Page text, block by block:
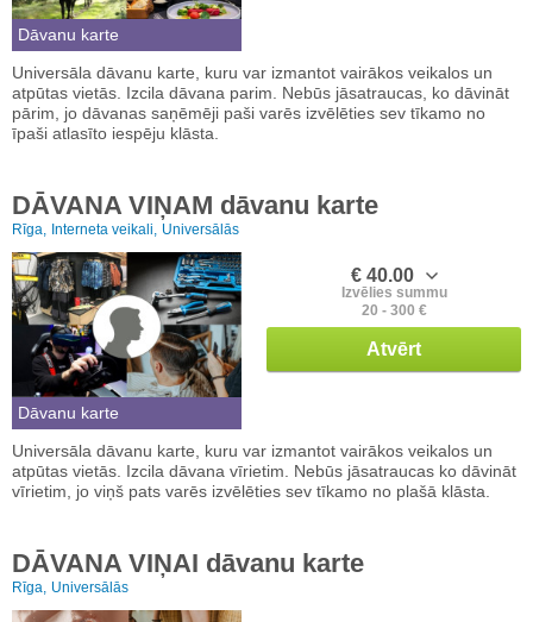
Dāvanu karte
Universāla dāvanu karte, kuru var izmantot vairākos veikalos un
atpūtas vietās. Izcila dāvana parim. Nebūs jāsatraucas, ko dāvināt
pārim, jo dāvanas saņēmēji paši varēs izvēlēties sev tīkamo no
īpaši atlasīto iespēju klāsta.
DĀVANA VIŅAM dāvanu karte
Rīga, Interneta veikali, Universālās
Dāvanu karte
€ 40.00
Izvēlies summu
20 - 300 €
Atvērt
Universāla dāvanu karte, kuru var izmantot vairākos veikalos un
atpūtas vietās. Izcila dāvana vīrietim. Nebūs jāsatraucas ko dāvināt
vīrietim, jo viņš pats varēs izvēlēties sev tīkamo no plašā klāsta.
DĀVANA VIŅAI dāvanu karte
Rīga, Universālās